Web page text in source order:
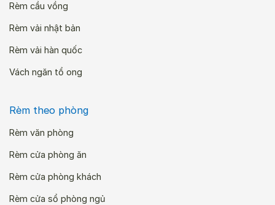
Rèm cầu vồng
Rèm vải nhật bản
Rèm vải hàn quốc
Vách ngăn tổ ong
Rèm theo phòng
Rèm văn phòng
Rèm cửa phòng ăn
Rèm cửa phòng khách
Rèm cửa sổ phòng ngủ